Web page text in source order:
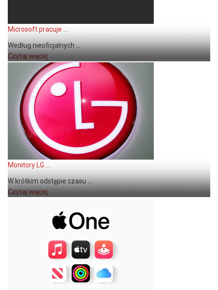
Microsoft pracuje ...
Według nieoficjalnych ...
Czytaj więcej
Monitory LG ...
W krótkim odstępie czasu ...
Czytaj więcej